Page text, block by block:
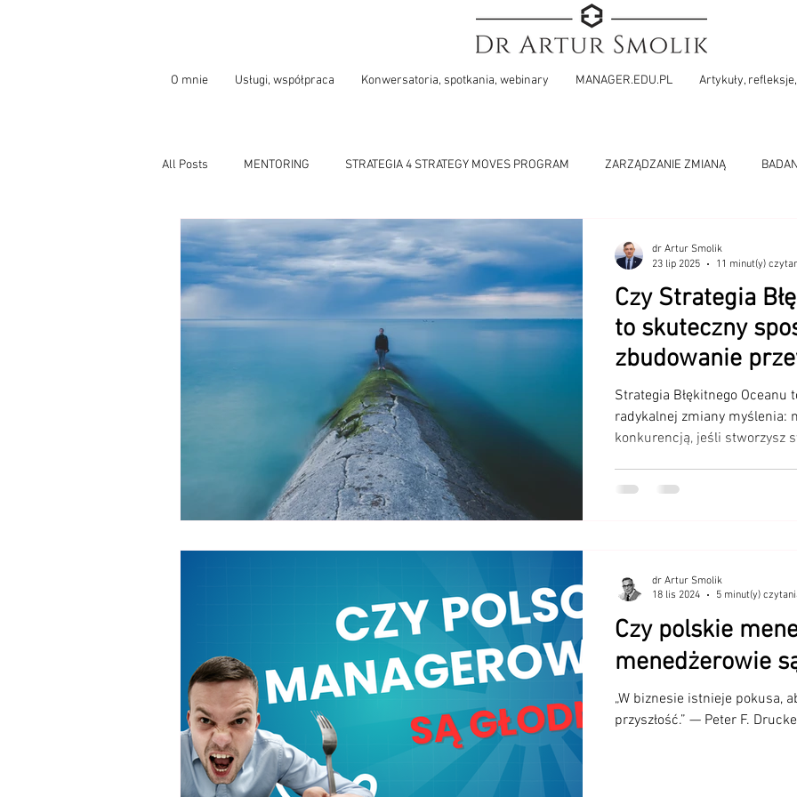
O mnie Usługi, współpraca Konwersatoria, spotkania, webinary MANAGER.EDU.PL Artykuły,
All Posts MENTORING STRATEGIA 4 STRATEGY MOVES PROGRAM ZARZĄDZANIE ZMIANĄ
KARIERA MENEDŻERA, MENEDŻERKI PROFESJONALNE ZARZĄDZANIE
Czy Strategia
to skuteczny
zbudowanie
konkurencyjnej i
efektywności
Ocean Strategy)
Strategia Błękitnego Oceanu
radykalnej zmiany myślenia:
konkurencją, jeśli stworzysz
działanie, które
dr Artur Smolik
23 lip 2025
11 minut(y)
Czy polskie
menedżerowie
„W biznesie istnieje pokusa,
przyszłość.” — Peter F.
dr Artur Smolik
18 lis 2024
5 minut(y)